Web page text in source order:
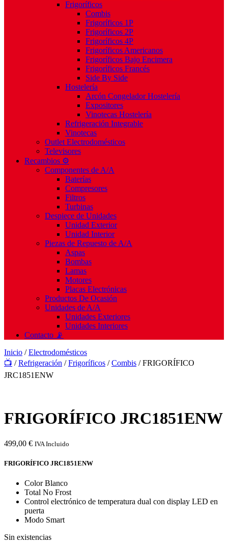
Frigoríficos
Combis
Frigoríficos 1P
Frigoríficos 2P
Frigoríficos 4P
Frigoríficos Americanos
Frigoríficos Bajo Encimera
Frigoríficos Francés
Side By Side
Hostelería
Arcón Congelador Hostelería
Expositores
Vinotecas Hostelería
Refrigeración Integrable
Vinotecas
Outlet Electrodomésticos
Televisores
Recambios ⚙️
Componentes de A/A
Baterías
Compresores
Filtros
Turbinas
Despiece de Unidades
Unidad Exterior
Unidad Interior
Piezas de Repuesto de A/A
Aspas
Bombas
Lamas
Motores
Placas Electrónicas
Productos De Ocasión
Unidades de A/A
Unidades Exteriores
Unidades Interiores
Contacto 📡
Inicio /Electrodomésticos
📺 /Refrigeración /Frigoríficos /Combis / FRIGORÍFICO
JRC1851ENW
FRIGORÍFICO JRC1851ENW
499,00 € IVA Incluido
FRIGORÍFICO JRC1851ENW
Color Blanco
Total No Frost
Control electrónico de temperatura dual con display LED en
puerta
Modo Smart
Sin existencias